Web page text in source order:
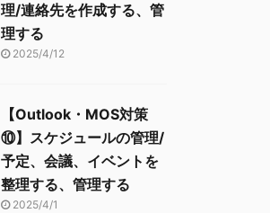
理/連絡先を作成する、管
理する
2025/4/12
【Outlook・MOS対策
⑩】スケジュールの管理/
予定、会議、イベントを
整理する、管理する
2025/4/1